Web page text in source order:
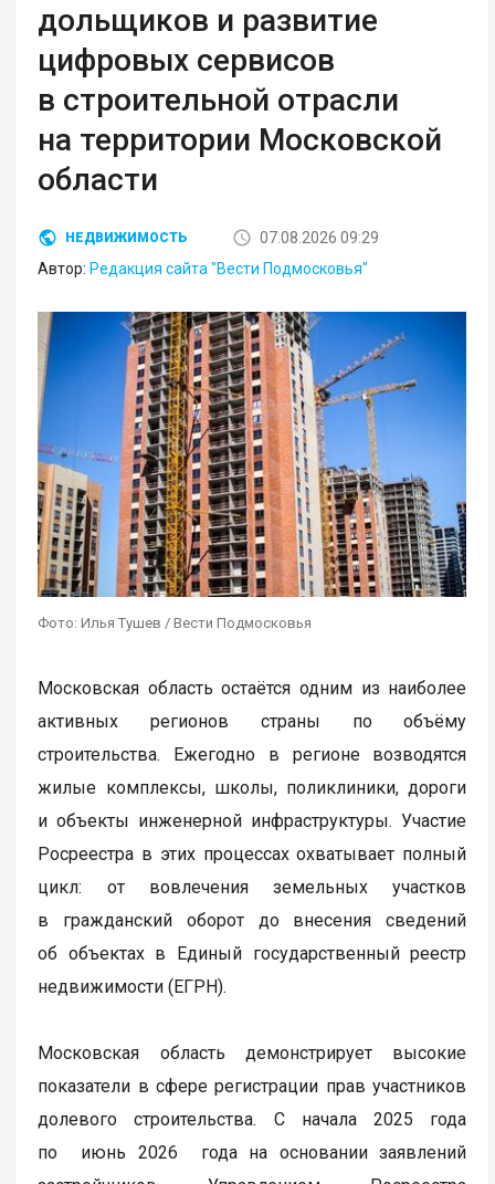
дольщиков и развитие
цифровых сервисов
в строительной отрасли
на территории Московской
области
НЕДВИЖИМОСТЬ
07.08.2026 09:29
Автор: Редакция сайта "Вести Подмосковья"
Фото: Илья Тушев / Вести Подмосковья
Московская область остаётся одним из наиболее
активных регионов страны по объёму
строительства. Ежегодно в регионе возводятся
жилые комплексы, школы, поликлиники, дороги
и объекты инженерной инфраструктуры. Участие
Росреестра в этих процессах охватывает полный
цикл: от вовлечения земельных участков
в гражданский оборот до внесения сведений
об объектах в Единый государственный реестр
недвижимости (ЕГРН).
Московская область демонстрирует высокие
показатели в сфере регистрации прав участников
долевого строительства. С начала 2025 года
по июнь 2026 года на основании заявлений